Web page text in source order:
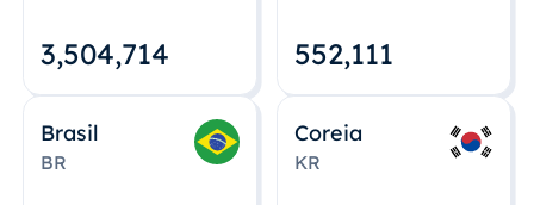
3,504,715 552,112
Brasil
BR
Coreia
KR